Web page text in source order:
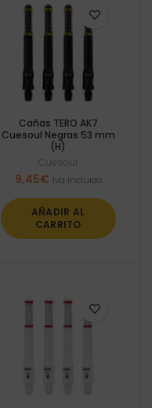
Cañas TERO AK7
Cuesoul Negras 53 mm
(H)
Cuesoul
9,45€ Iva incluido
AÑADIR AL
CARRITO